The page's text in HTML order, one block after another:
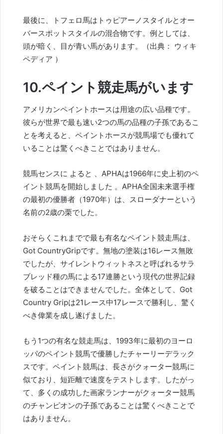
最後に、トフェロ馬はトゥピアーノスタイルとオー
バースポットスタイルの混合物です。例としては、
頭が暗く、目が青い馬があります。（出典： ウィキ
ペディア ）
10.ペイント競走馬がいます
アメリカンペイントホースは用途の広い品種です。
彼らが世界で最も速い2つの馬の品種の子孫であるこ
とを考えると、ペイントホースが競馬場でも優れて
いることは驚くべきことではありません。
競馬センスに よると 、APHAは1966年に史上初のペ
イント競馬を開始しました 。APHA全国未来選手権
の最初の優勝者（1970年）は、スローダナーという
名前の2歳の栗でした。
おそらくこれまでで最も有名なペイント競走馬は、
Got CountryGripです。無地の塗装は16レース無敗
でしたが、サイレントウィットネスと呼ばれるサラ
ブレッド種の馬による17連勝という現代の世界記録
を破ることはできませんでした。全体として、Got
Country Gripは21レース中17レースで勝利し、驚く
べき偉業を成し遂げました。
もう1つの有名な競走馬は、1993年に最初のヨーロ
ッパのペイント競馬で優勝したチャーリーデラック
スです。ペイント競馬は、長さがクォーター競馬に
似ており、短距離で速度をテストします。したがっ
て、多くの成功した画家ランナーがクォーター競馬
のチャンピオンの子孫であることは驚くべきことで
はありません。